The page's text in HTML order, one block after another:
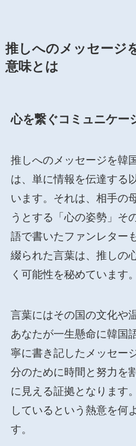
推しへのメッセージ
意味とは
心を繋ぐコミュニケー
推しへのメッセージを韓
は、単に情報を伝達する
います。それは、相手の
うとする「心の姿勢」そ
語で書いたファンレター
綴られた言葉は、推しの
く可能性を秘めています。
言葉にはその国の文化や
あなたが一生懸命に韓国
寧に書き記したメッセー
分のために時間と努力を
に見える証拠となります
しているという熱意を何
す。